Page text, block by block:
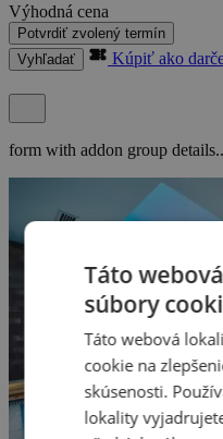
Výhodná cena
Potvrdiť zvolený termín
Vyhľadať
Kúpiť ako
form with addon group
Táto
súbory
Táto webová
cookie na
skúsenosti.
lokality